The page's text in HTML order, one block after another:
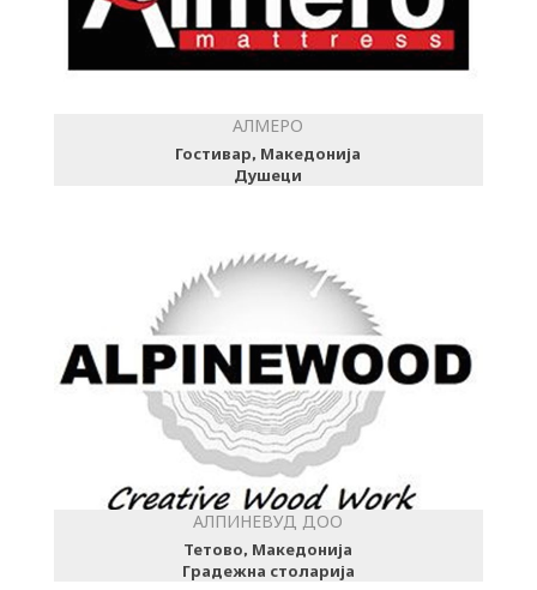
АЛМЕРО
Гостивар, Македонија
Душеци
АЛПИНЕВУД ДОО
Тетово, Македонија
Градежна столарија